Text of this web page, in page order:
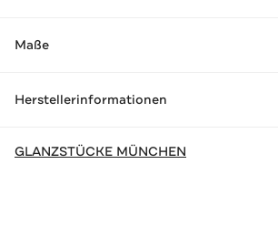
Maße
Herstellerinformationen
GLANZSTÜCKE MÜNCHEN